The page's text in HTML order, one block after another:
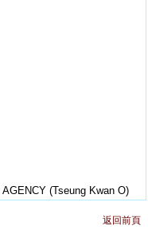
(Tseung Kwan O)
返回前頁